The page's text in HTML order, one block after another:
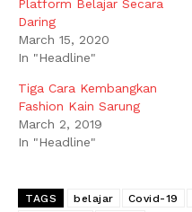
Platform Belajar Secara
Daring
March 15, 2020
In "Headline"
Tiga Cara Kembangkan
Fashion Kain Sarung
March 2, 2019
In "Headline"
TAGS belajar Covid-19